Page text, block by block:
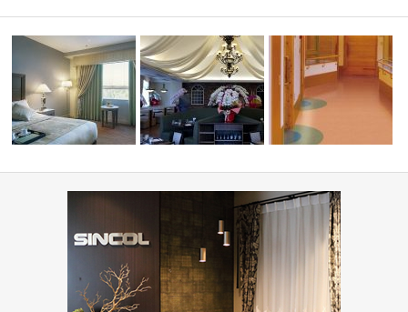
ホテル(コーディネート集)
PIZZA HOUSE新本店
高齢者・福祉施設(コーデ